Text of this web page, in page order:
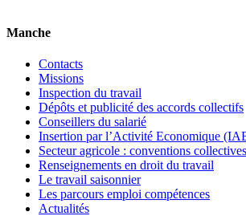
Manche
Contacts
Missions
Inspection du travail
Dépôts et publicité des accords collectifs
Conseillers du salarié
Insertion par l’Activité Economique
Secteur agricole : conventions
Renseignements en droit du travail
Le travail saisonnier
Les parcours emploi compétences
Actualités